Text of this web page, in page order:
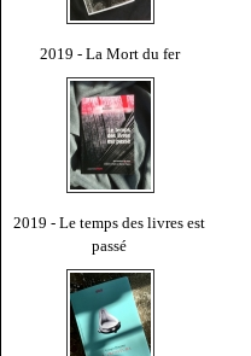
2019 - La Mort du fer
2019 - Le temps des livres est
passé